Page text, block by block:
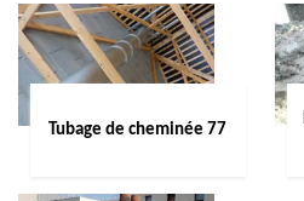
Tubage de cheminée 77